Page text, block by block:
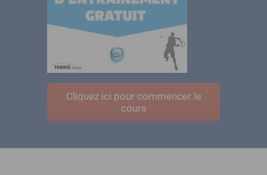
Cliquez ici pour commencer le
cours